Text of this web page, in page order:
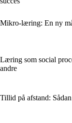
Mikro-læring: En ny
Læring som social
andre
Tillid på afstand: